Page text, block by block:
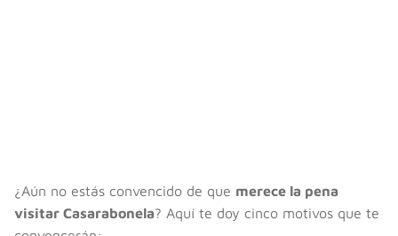
¿Aún no estás convencido de que merece la pena
visitar Casarabonela? Aquí te doy cinco motivos que te